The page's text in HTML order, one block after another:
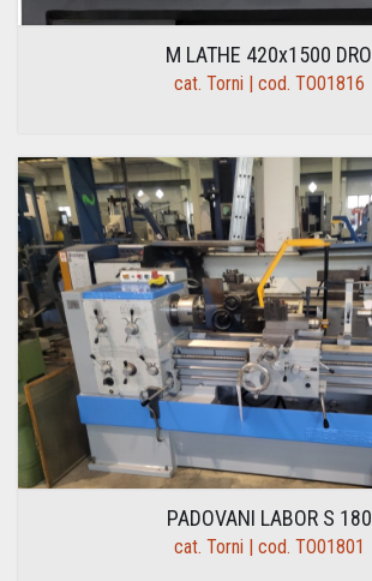
M LATHE 420x1500 DRO
cat. Torni | cod. TO01816
PADOVANI LABOR S 180
cat. Torni | cod. TO01801